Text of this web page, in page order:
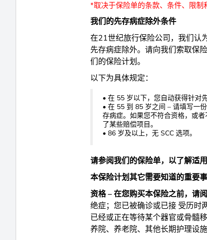
*取决于保险单的条款、条件、限
我们的先存病症除外条件
在21世纪旅行保险公司，我们认
先存病症除外。请向我们索取保
们的保险计划。
以下为具体规定：
• 在 55 岁以下，您自动获得针对
• 在 55 到 85 岁之间 – 请填写一
存病症。如果您不符合资格，或
了某些赔偿项目。
• 86 岁及以上，无 SCC 选项。
请参阅我们的保险单，以了解适
本保险计划其它需要知道的重要
资格 – 在您购买本保险之前，请
绝症；您已被确诊或已接 受历时
已经或正在等待某个器官或骨髓
养院、养老院、其他长期护理设施